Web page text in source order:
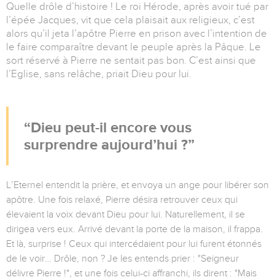
Quelle drôle d’histoire ! Le roi Hérode, après avoir tué par
l’épée Jacques, vit que cela plaisait aux religieux, c’est
alors qu’il jeta l’apôtre Pierre en prison avec l’intention de
le faire comparaître devant le peuple après la Pâque. Le
sort réservé à Pierre ne sentait pas bon. C’est ainsi que
l’Eglise, sans relâche, priait Dieu pour lui.
Dieu peut-il encore vous
surprendre aujourd’hui ?
L’Eternel entendit la prière, et envoya un ange pour libérer son
apôtre. Une fois relaxé, Pierre désira retrouver ceux qui
élevaient la voix devant Dieu pour lui. Naturellement, il se
dirigea vers eux. Arrivé devant la porte de la maison, il frappa.
Et là, surprise ! Ceux qui intercédaient pour lui furent étonnés
de le voir… Drôle, non ? Je les entends prier : "Seigneur
délivre Pierre !", et une fois celui-ci affranchi, ils dirent : "Mais